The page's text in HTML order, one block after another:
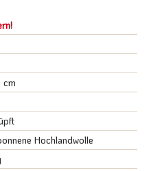
cm
Hochlandwolle